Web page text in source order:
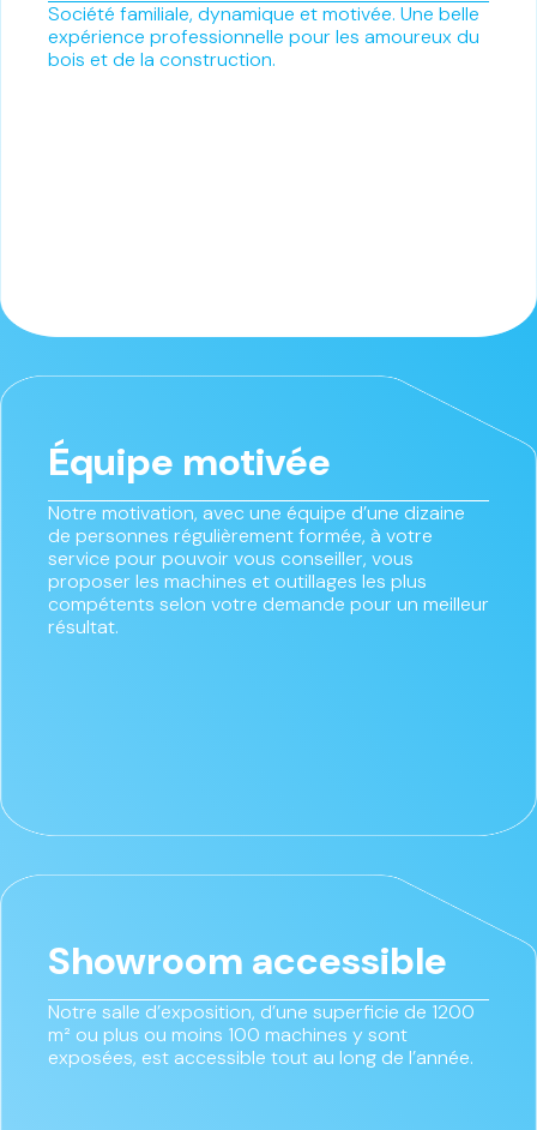
Société familiale, dynamique et motivée. Une belle
expérience professionnelle pour les amoureux du
bois et de la construction.
Équipe motivée
Notre motivation, avec une équipe d’une dizaine
de personnes régulièrement formée, à votre
service pour pouvoir vous conseiller, vous
proposer les machines et outillages les plus
compétents selon votre demande pour un meilleur
résultat.
Showroom accessible
Notre salle d’exposition, d’une superficie de 1200
m² ou plus ou moins 100 machines y sont
exposées, est accessible tout au long de l’année.